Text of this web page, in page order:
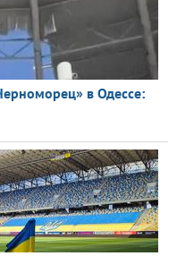
в Одессе: